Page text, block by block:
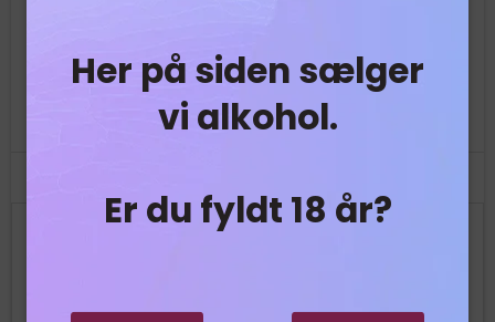
Her på siden sælger
vi alkohol.
Er du fyldt 18 år?
100% Muscat af Alexandria.